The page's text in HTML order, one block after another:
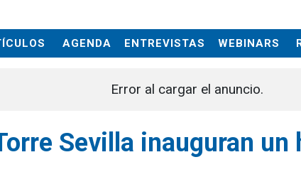
AGENDA ENTREVISTAS WEBINARS
Error al cargar el anuncio.
Sevilla inauguran un